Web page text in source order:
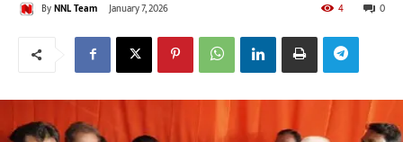
ByNNL Team January 7, 2026 0
4